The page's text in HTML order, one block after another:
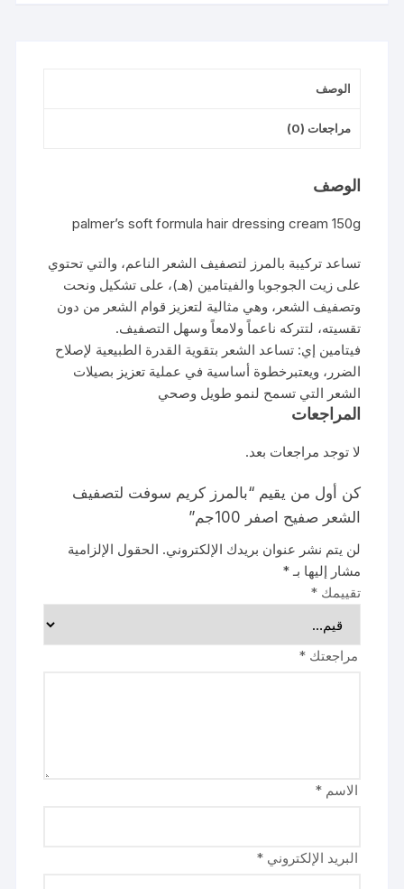
الوصف
مراجعات (0)
الوصف
palmer’s soft formula hair dressing cream 150g
تساعد تركيبة بالمرز لتصفيف الشعر الناعم، والتي تحتوي
على زيت الجوجوبا والفيتامين (هـ)، على تشكيل ونحت
وتصفيف الشعر، وهي مثالية لتعزيز قوام الشعر من دون
تقسيته، لتتركه ناعماً ولامعاً وسهل التصفيف.
فيتامين إي: تساعد الشعر بتقوية القدرة الطبيعية لإصلاح
الضرر، ويعتبرخطوة أساسية في عملية تعزيز بصيلات
الشعر التي تسمح لنمو طويل وصحي
المراجعات
لا توجد مراجعات بعد.
كن أول من يقيم “بالمرز كريم سوفت لتصفيف
الشعر صفيح اصفر 100جم”
لن يتم نشر عنوان بريدك الإلكتروني. الحقول الإلزامية
مشار إليها بـ*
تقييمك*
مراجعتك*
الاسم*
البريد الإلكتروني*